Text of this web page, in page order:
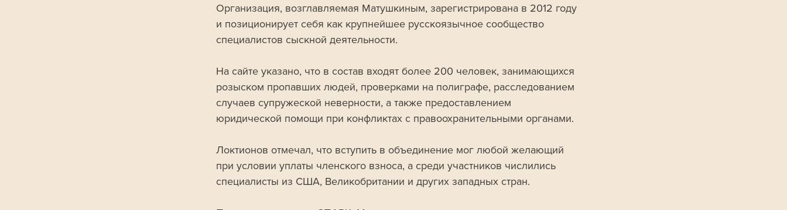
Организация, возглавляемая Матушкиным, зарегистрирована в 2012 году
и позиционирует себя как крупнейшее русскоязычное сообщество
специалистов сыскной деятельности.
На сайте указано, что в состав входят более 200 человек, занимающихся
розыском пропавших людей, проверками на полиграфе, расследованием
случаев супружеской неверности, а также предоставлением
юридической помощи при конфликтах с правоохранительными органами.
Локтионов отмечал, что вступить в объединение мог любой желающий
при условии уплаты членского взноса, а среди участников числились
специалисты из США, Великобритании и других западных стран.